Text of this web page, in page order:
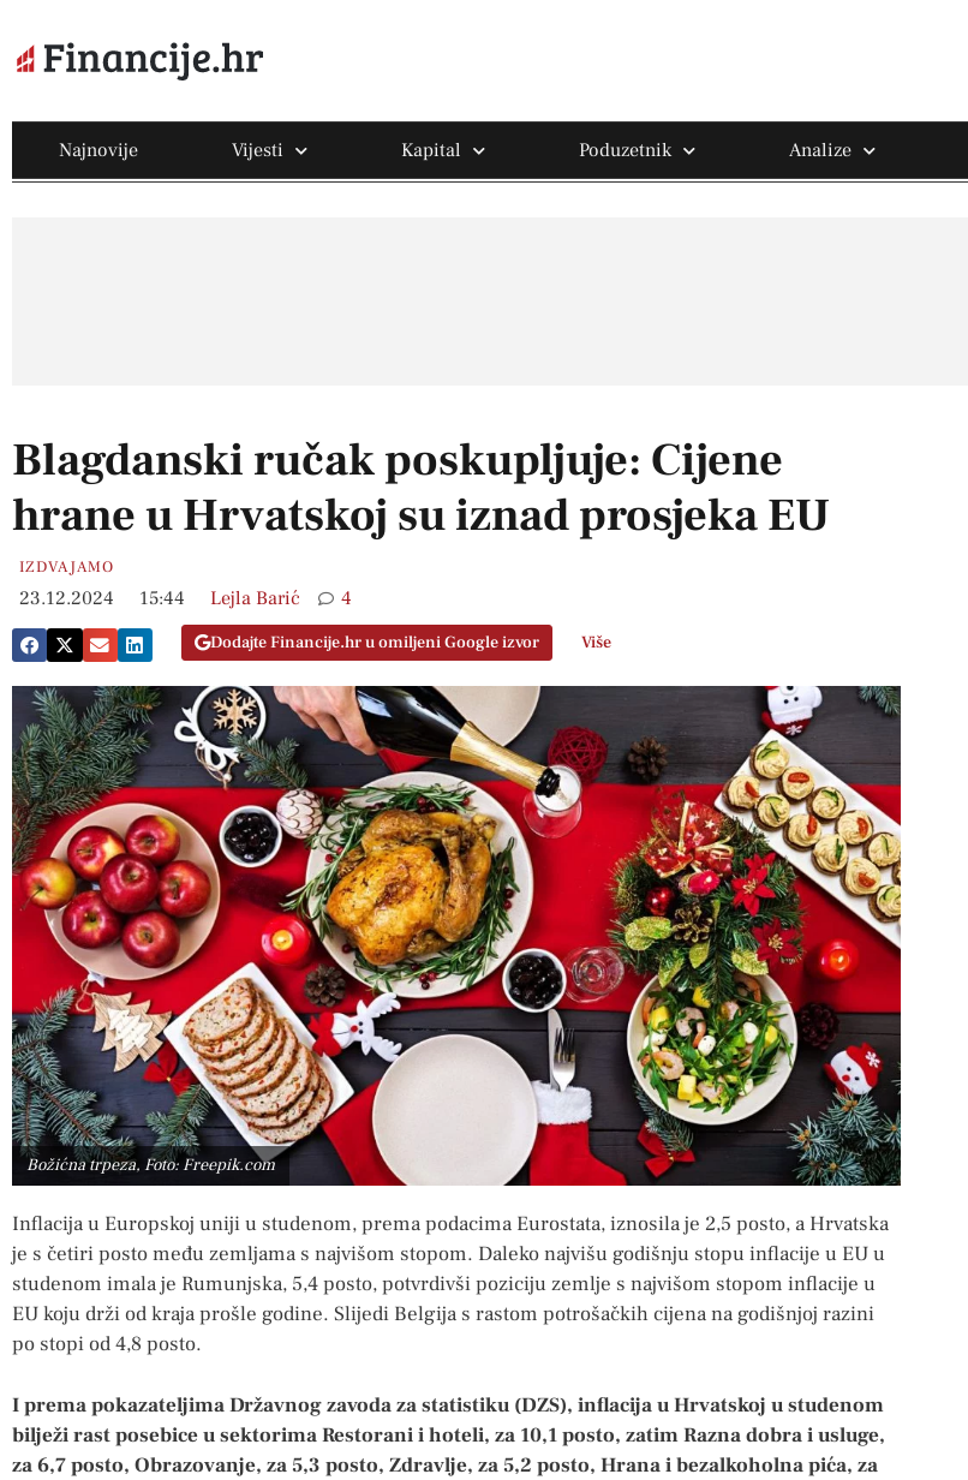
Najnovije Vijesti Kapital Poduzetnik Analize
Blagdanski ručak poskupljuje: Cijene
hrane u Hrvatskoj su iznad prosjeka EU
IZDVAJAMO
23.12.2024 15:44 Lejla Barić 4
Dodajte Financije.hr u omiljeni Google izvor Više
Božićna trpeza, Foto: Freepik.com
Inflacija u Europskoj uniji u studenom, prema podacima Eurostata, iznosila je 2,5 posto, a Hrvatska
je s četiri posto među zemljama s najvišom stopom. Daleko najvišu godišnju stopu inflacije u EU u
studenom imala je Rumunjska, 5,4 posto, potvrdivši poziciju zemlje s najvišom stopom inflacije u
EU koju drži od kraja prošle godine. Slijedi Belgija s rastom potrošačkih cijena na godišnjoj razini
po stopi od 4,8 posto.
I prema pokazateljima Državnog zavoda za statistiku (DZS), inflacija u Hrvatskoj u studenom
bilježi rast posebice u sektorima Restorani i hoteli, za 10,1 posto, zatim Razna dobra i usluge,
za 6,7 posto, Obrazovanje, za 5,3 posto, Zdravlje, za 5,2 posto, Hrana i bezalkoholna pića, za